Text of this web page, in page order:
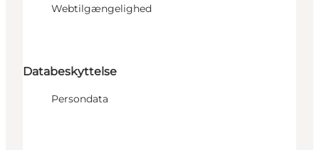
Webtilgængelighed
Databeskyttelse
Persondata